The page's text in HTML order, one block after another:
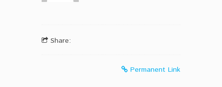
Share:
Permanent Link